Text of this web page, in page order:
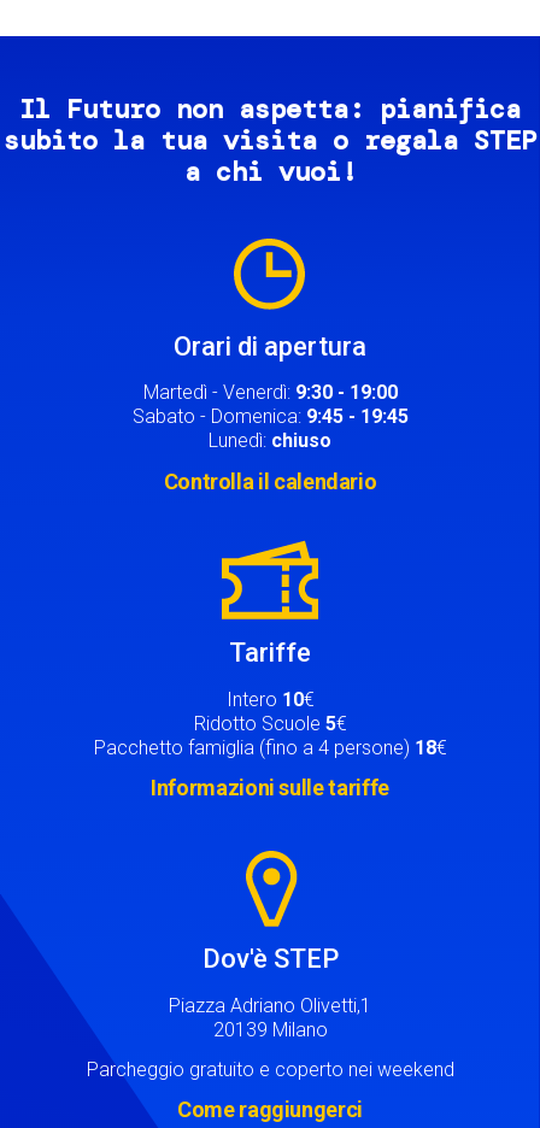
Il Futuro non aspetta: pianifica
subito la tua visita o regala STEP
a chi vuoi!
Orari di apertura
Martedì - Venerdì: 9:30 - 19:00
Sabato - Domenica: 9:45 - 19:45
Lunedì: chiuso
Controlla il calendario
Tariffe
Intero 10€
Ridotto Scuole 5€
Pacchetto famiglia (fino a 4 persone) 18€
Informazioni sulle tariffe
Dov'è STEP
Piazza Adriano Olivetti,1
20139 Milano
Parcheggio gratuito e coperto nei weekend
Come raggiungerci